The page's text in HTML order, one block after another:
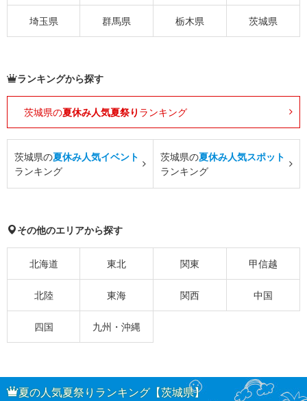
埼玉県 群馬県 栃木県 茨城県
ランキングから探す
茨城県の夏休み人気夏祭り ランキング
茨城県の夏休み人気イベント
ランキング
茨城県の夏休み人気スポット
ランキング
その他のエリアから探す
北海道 東北 関東 甲信越
北陸 東海 関西 中国
四国 九州・沖縄
夏の人気夏祭りランキング【茨城県】